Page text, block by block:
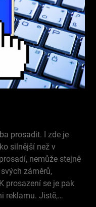
prosadit. I zde je
silnější než v
nemůže stejně
záměrů,
prosazení se je pak
reklamu. Jistě,…